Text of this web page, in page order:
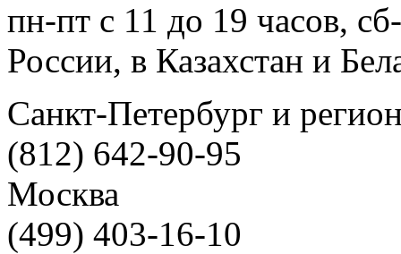
пн-пт с 11 до 19 часов,
России, в Казахстан и
Санкт-Петербург и
(812) 642-90-95
Москва
(499) 403-16-10